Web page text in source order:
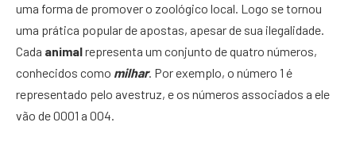
uma forma de promover o zoológico local. Logo se tornou
uma prática popular de apostas, apesar de sua ilegalidade.
Cada animalrepresenta um conjunto de quatro números,
conhecidos como milhar. Por exemplo, o número 1 é
representado pelo avestruz, e os números associados a ele
vão de 0001 a 004.